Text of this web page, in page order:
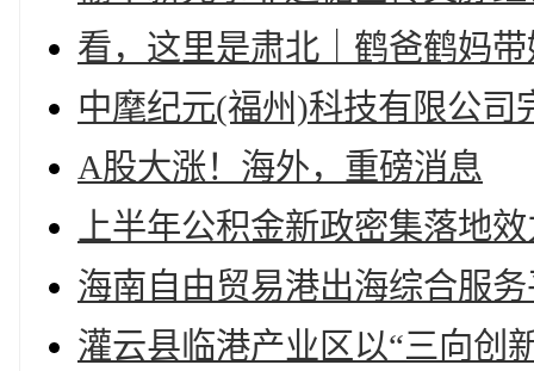
看，这里是肃北｜鹤爸鹤妈
中麾纪元(福州)科技有限公司
A股大涨！海外，重磅消息
上半年公积金新政密集落地
海南自由贸易港出海综合服
灌云县临港产业区以“三向创